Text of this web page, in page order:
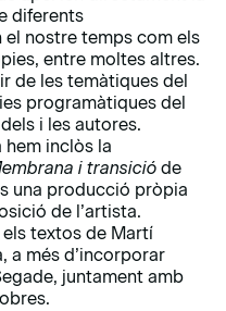
diferents
nostre temps com els
entre moltes altres.
de les temàtiques del
programàtiques del
i les autores.
hem inclòs la
i transició de
una producció pròpia
de l’artista.
textos de Martí
a més d’incorporar
juntament amb